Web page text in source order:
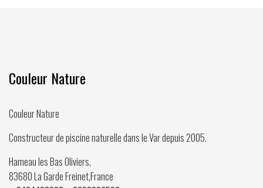
Couleur Nature
Couleur Nature
Constructeur de piscine naturelle dans le Var depuis2005.
Hameau les Bas Oliviers,
83680La Garde Freinet,France